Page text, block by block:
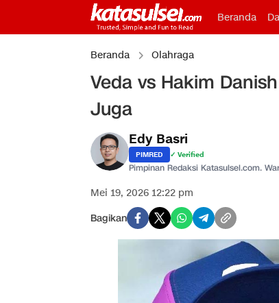
Beranda
Beranda Olahraga
Veda vs Hakim
Juga
Edy Basri
PIMRED ✓ Verified
Pimpinan Redaksi Katasulsel.com.
Mei 19, 2026 12:22 pm
Bagikan